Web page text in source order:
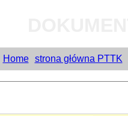
Home strona główna PTTK